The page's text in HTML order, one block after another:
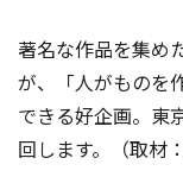
著名な作品を集め
が、「人がものを
できる好企画。東
回します。（取材